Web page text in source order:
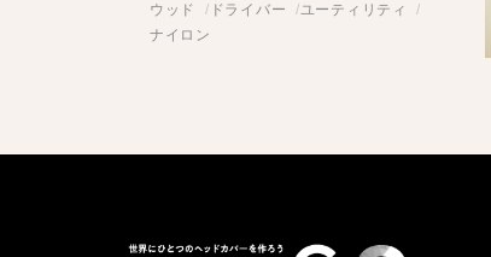
ウッド ドライバー
ユーティリティ
ナイロン